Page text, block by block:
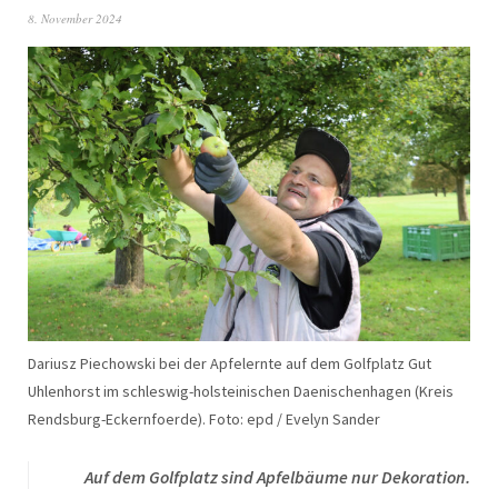
8. November 2024
Dariusz Piechowski bei der Apfelernte auf dem Golfplatz Gut
Uhlenhorst im schleswig-holsteinischen Daenischenhagen (Kreis
Rendsburg-Eckernfoerde). Foto: epd / Evelyn Sander
Auf dem Golfplatz sind Apfelbäume nur Dekoration.